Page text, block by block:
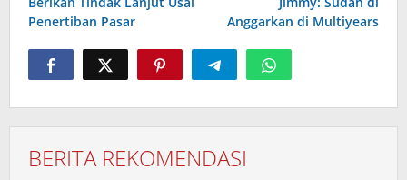
Penertiban Pasar
Anggarkan di Multiyears
BERITA REKOMENDASI